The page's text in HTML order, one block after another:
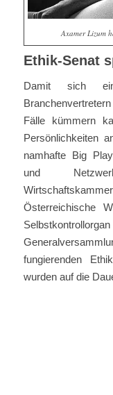
Axamer Lizum
Ethik-Senat
Damit sich
Fälle kümmern
Persönlichkeiten
namhafte Big
und
Österreichische
fungierenden
wurden auf die